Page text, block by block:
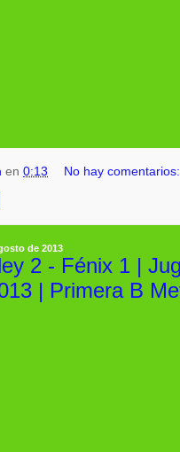
en 0:13 No hay comentarios:
de 2013
2 - Fénix 1 |
| Primera B